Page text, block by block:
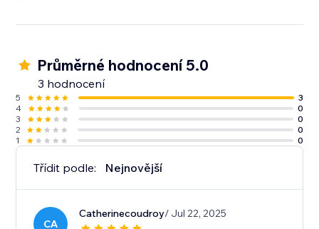
Průměrné hodnocení 5.0
3 hodnocení
5
3
4
0
3
0
2
0
1
0
Třídit podle: Nejnovější
CA
Catherinecoudroy/ Jul 22, 2025